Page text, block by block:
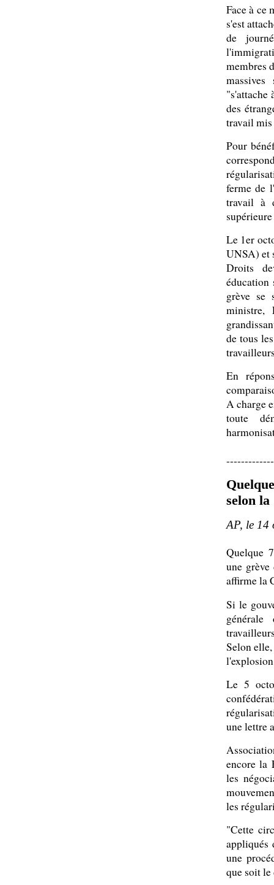
Face à ce
s'est
de
membres
des
travail
Pour
ferme de
travail à
Le 1er
UNSA) et
Droits
éducation
grève se
ministre,
de tous
En
A charge
toute
selon
AP, le 14
Quelque
une
affirme la
Si le
Selon
Le 5
une lettre
encore la
les
les
"Cette
appliqués
une
que soit le